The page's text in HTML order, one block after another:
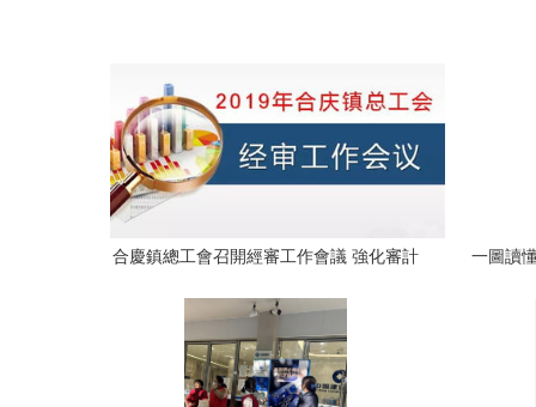
合慶鎮總工會召開經審工作會議 強化審計
一圖讀